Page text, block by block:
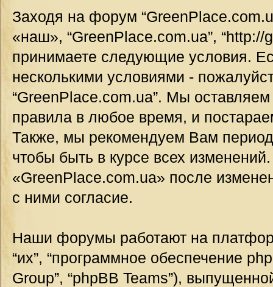
Заходя на форум
«наш», “GreenPlace.com.ua”,
принимаете следующие условия.
несколькими условиями -
“GreenPlace.com.ua”. Мы
правила в любое время, и
Также, мы рекомендуем Вам
чтобы быть в курсе всех
«GreenPlace.com.ua» после
с ними согласие.
Наши форумы работают на
“их”, “программное обеспечение
Group”, “phpBB Teams”),